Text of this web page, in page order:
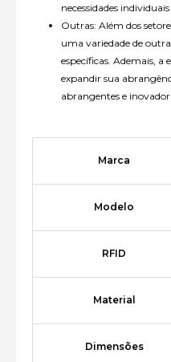
necessidades
Outras: Além dos
uma variedade de
específicas. Ademais,
expandir sua
abrangentes e
Marca
Modelo
RFID
Material
Dimensões